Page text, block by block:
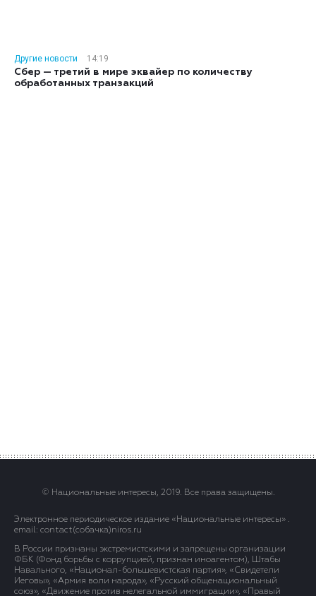
Другие новости
14:19
Сбер — третий в мире эквайер по количеству
обработанных транзакций
© Национальные интересы, 2019. Все права защищены.
Электронное периодическое издание «Национальные интересы» .
email: contact(сoбaчка)niros.ru
В России признаны экстремистскими и запрещены организации
ФБК (Фонд борьбы с коррупцией, признан иноагентом), Штабы
Навального, «Национал-большевистская партия», «Свидетели
Иеговы», «Армия воли народа», «Русский общенациональный
союз», «Движение против нелегальной иммиграции», «Правый